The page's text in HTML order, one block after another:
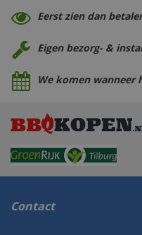
Eerst zien dan
Eigen bezorg- &
We komen
Contact